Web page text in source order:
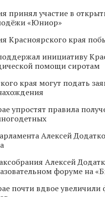
принял участие в
«Юниор»
Красноярского края
инициативу
помощи сиротам
края могут подать
упростят правила
Алексей
Алексей
форуме на
почти вдвое